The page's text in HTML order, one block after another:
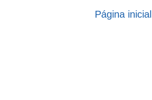
Página inicial